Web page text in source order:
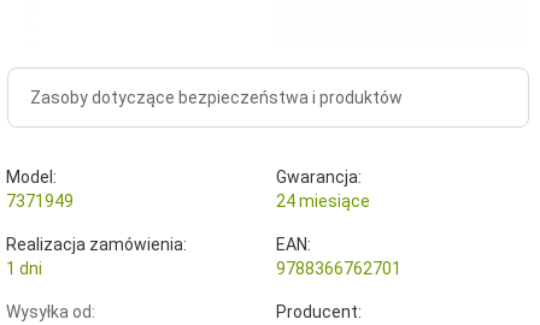
Zasoby dotyczące bezpieczeństwa i produktów
Model:
7371949
Gwarancja:
24 miesiące
Realizacja zamówienia:
1 dni
EAN:
9788366762701
Wysyłka od:
Producent: